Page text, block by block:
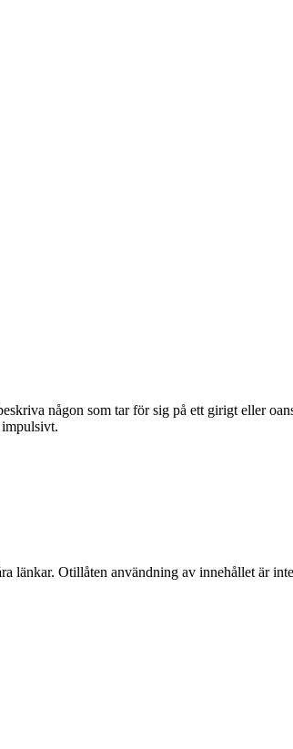
någon som tar för sig på ett girigt eller
impulsivt.
länkar. Otillåten användning av innehållet är